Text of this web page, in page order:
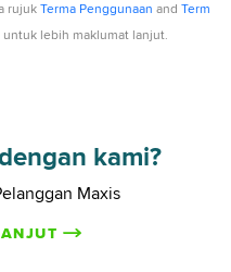
rujuk Terma Penggunaan and Term
lebih maklumat lanjut.
kami?
Maxis